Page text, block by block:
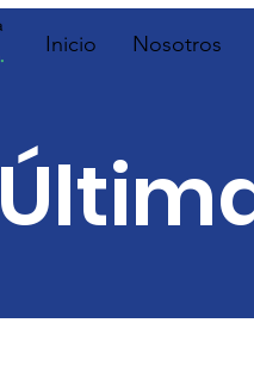
Inicio Nosotros